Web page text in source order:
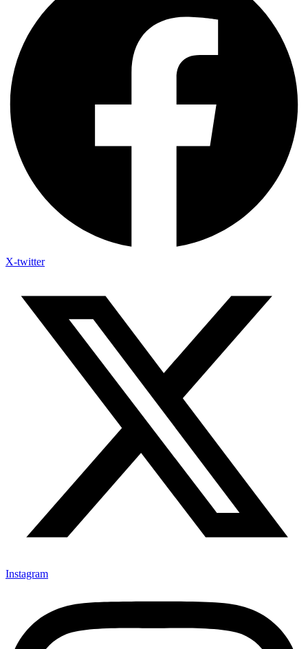
X-twitter
Instagram